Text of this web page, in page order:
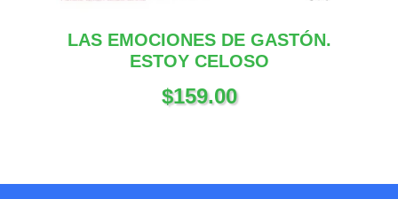
LAS EMOCIONES DE GASTÓN.
ESTOY CELOSO
$159.00